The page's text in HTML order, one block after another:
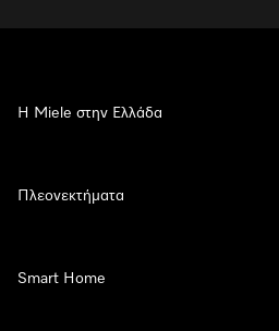
Η Miele στην Ελλάδα
Πλεονεκτήματα
Smart Home